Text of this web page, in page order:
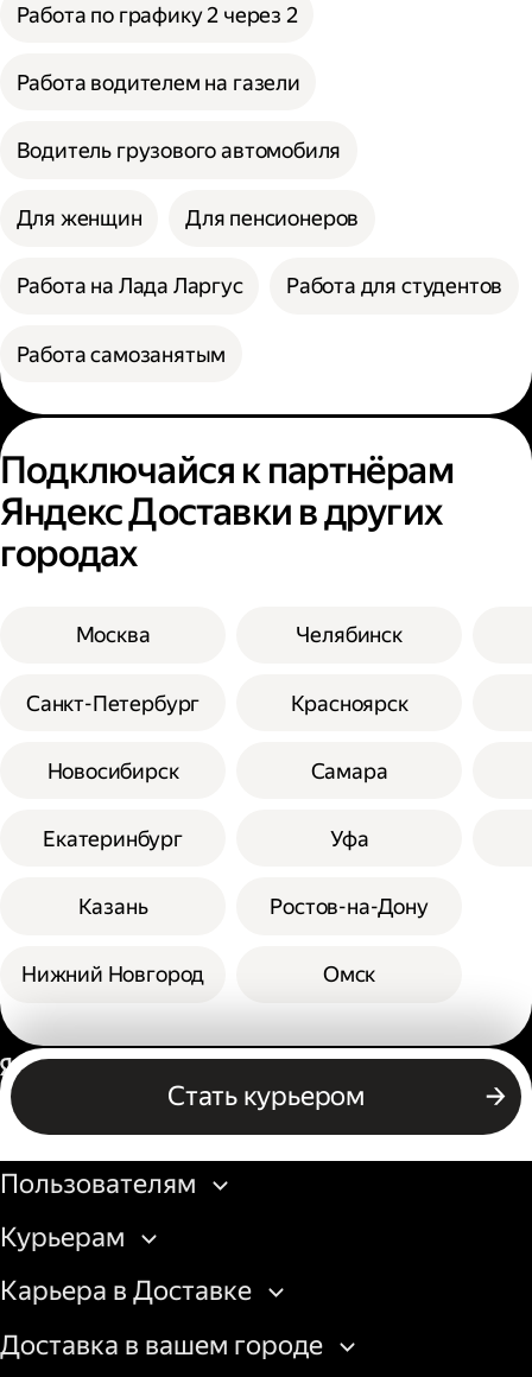
Работа по графику 2 через 2
Работа водителем на газели
Водитель грузового автомобиля
Для женщин Для пенсионеров
Работа на Лада Ларгус Работа для студентов
Работа самозанятым
Подключайся к партнёрам
Яндекс Доставки в других
городах
Москва
Санкт-Петербург
Новосибирск
Екатеринбург
Казань
Нижний Новгород
Челябинск
Красноярск
Самара
Уфа
Ростов-на-Дону
Омск
Стать курьером
Россия
Бизнесу
Пользователям
Курьерам
Карьера в Доставке
Доставка в вашем городе